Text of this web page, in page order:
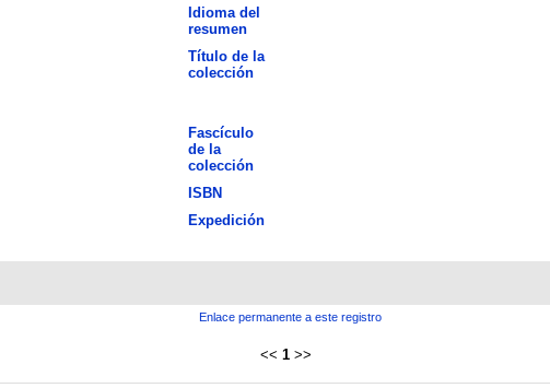
Idioma del
resumen
Título de la
colección
Fascículo
de la
colección
ISBN
Expedición
Enlace permanente a este registro
<< 1 >>